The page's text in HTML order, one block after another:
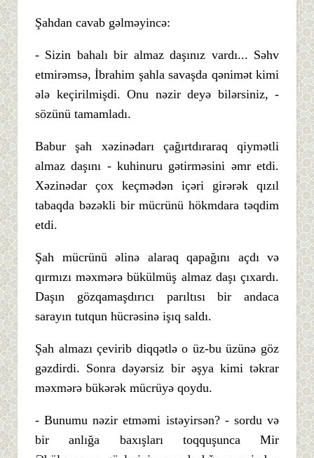
Şahdan cavab gəlməyincə:
- Sizin bahalı bir almaz daşınız vardı... Səhv
etmirəmsə, İbrahim şahla savaşda qənimət kimi
ələ keçirilmişdi. Onu nəzir deyə bilərsiniz, -
sözünü tamamladı.
Babur şah xəzinədarı çağırtdıraraq qiymətli
almaz daşını - kuhinuru gətirməsini əmr etdi.
Xəzinədar çox keçmədən içəri girərək qızıl
tabaqda bəzəkli bir mücrünü hökmdara təqdim
etdi.
Şah mücrünü əlinə alaraq qapağını açdı və
qırmızı məxmərə bükülmüş almaz daşı çıxardı.
Daşın gözqamaşdırıcı parıltısı bir andaca
sarayın tutqun hücrəsinə işıq saldı.
Şah almazı çevirib diqqətlə o üz-bu üzünə göz
gəzdirdi. Sonra dəyərsiz bir əşya kimi təkrar
məxmərə bükərək mücrüyə qoydu.
- Bunumu nəzir etməmi istəyirsən? - sordu və
bir anlığa baxışları toqquşunca Mir